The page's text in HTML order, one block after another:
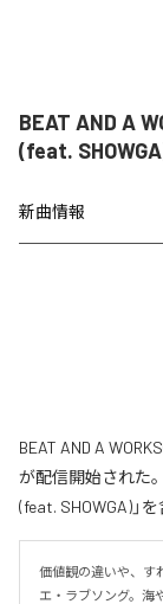
BEAT AND A
(feat.
新曲情報
BEAT AND A
が配信開始された
(feat. SHOWGA)」
価値観の違いや、す
エ・ラブソング。海